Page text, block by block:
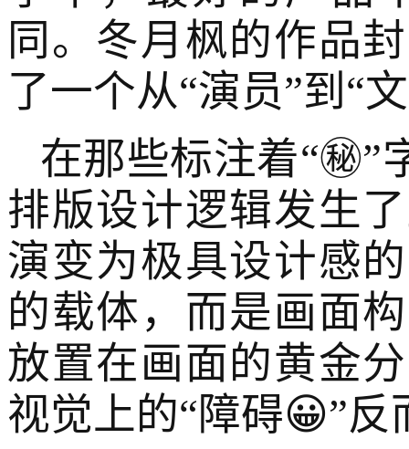
同。冬月枫的作品
了一个从“演员”到“
在那些标注着“㊙️”
排版设计逻辑发生
演变为极具设计感
的载体，而是画面
放置在画面的黄金
视觉上的“障碍😀”